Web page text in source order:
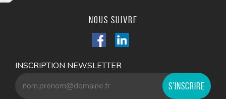
Nous suivre
INSCRIPTION NEWSLETTER